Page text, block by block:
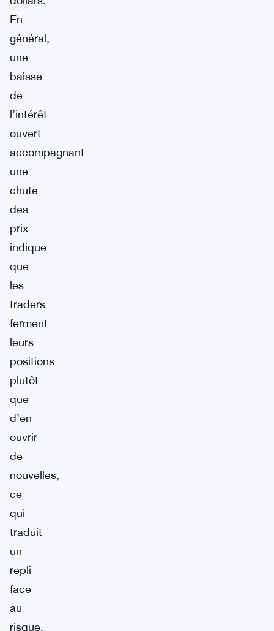
En
général,
une
baisse
de
l’intérêt
ouvert
accompagnant
une
chute
des
prix
indique
que
les
traders
ferment
leurs
positions
plutôt
que
d’en
ouvrir
de
nouvelles,
ce
qui
traduit
un
repli
face
au
risque.